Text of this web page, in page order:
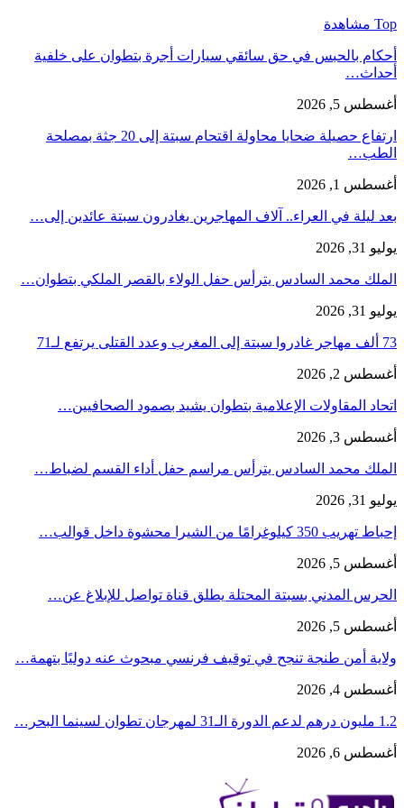
Top مشاهدة
أحكام بالحبس في حق سائقي سيارات أجرة بتطوان على خلفية
أحداث…
أغسطس 5, 2026
ارتفاع حصيلة ضحايا محاولة اقتحام سبتة إلى 20 جثة بمصلحة
الطب…
أغسطس 1, 2026
بعد ليلة في العراء.. آلاف المهاجرين يغادرون سبتة عائدين إلى…
يوليو 31, 2026
الملك محمد السادس يترأس حفل الولاء بالقصر الملكي بتطوان…
يوليو 31, 2026
73 ألف مهاجر غادروا سبتة إلى المغرب وعدد القتلى يرتفع لـ71
أغسطس 2, 2026
اتحاد المقاولات الإعلامية بتطوان يشيد بصمود الصحافيين…
أغسطس 3, 2026
الملك محمد السادس يترأس مراسم حفل أداء القسم لضباط…
يوليو 31, 2026
إحباط تهريب 350 كيلوغرامًا من الشيرا محشوة داخل قوالب…
أغسطس 5, 2026
الحرس المدني بسبتة المحتلة يطلق قناة تواصل للإبلاغ عن…
أغسطس 5, 2026
ولاية أمن طنجة تنجح في توقيف فرنسي مبحوث عنه دوليًا بتهمة…
أغسطس 4, 2026
1.2 مليون درهم لدعم الدورة الـ31 لمهرجان تطوان لسينما البحر…
أغسطس 6, 2026